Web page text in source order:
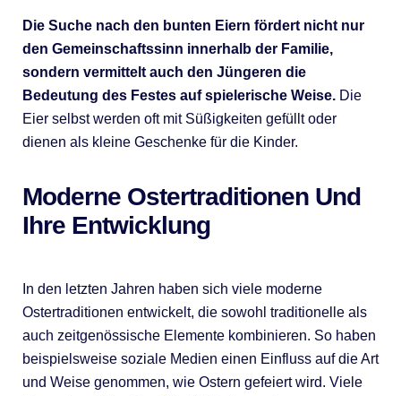
Die Suche nach den bunten Eiern fördert nicht nur
den Gemeinschaftssinn innerhalb der Familie,
sondern vermittelt auch den Jüngeren die
Bedeutung des Festes auf spielerische Weise.Die
Eier selbst werden oft mit Süßigkeiten gefüllt oder
dienen als kleine Geschenke für die Kinder.
Moderne Ostertraditionen Und
Ihre Entwicklung
In den letzten Jahren haben sich viele moderne
Ostertraditionen entwickelt, die sowohl traditionelle als
auch zeitgenössische Elemente kombinieren. So haben
beispielsweise soziale Medien einen Einfluss auf die Art
und Weise genommen, wie Ostern gefeiert wird. Viele